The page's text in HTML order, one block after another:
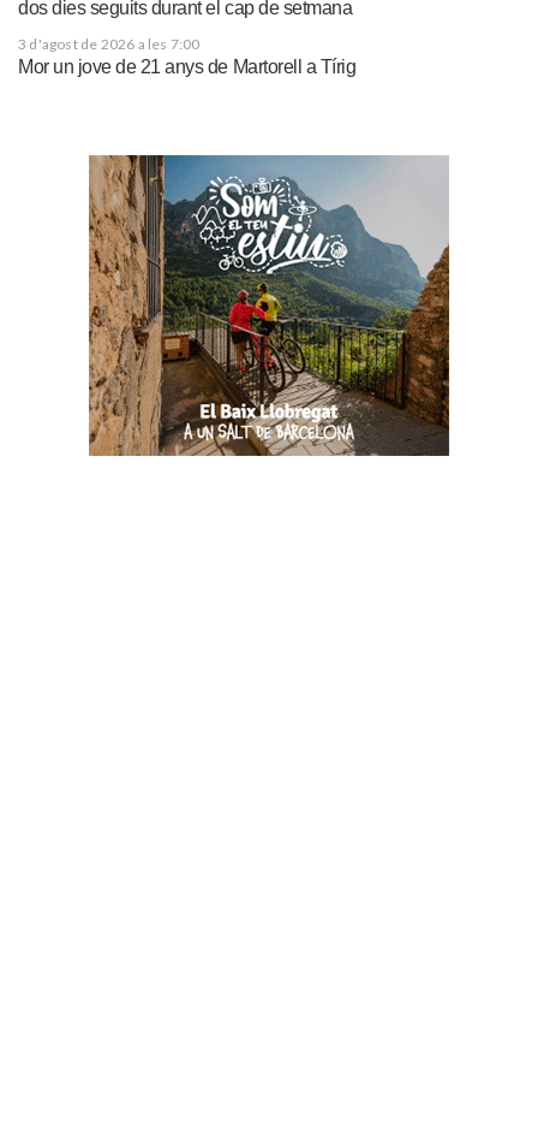
dos dies seguits durant el cap de setmana
3 d'agost de 2026 a les 7:00
Mor un jove de 21 anys de Martorell a Tírig